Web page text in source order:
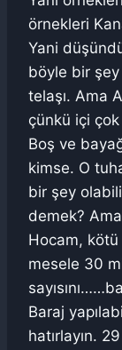
örnekleri
Yani
böyle bir
telaşı. Ama
çünkü içi
Boş ve
kimse. O
bir şey
demek?
Hocam,
mesele 30
Baraj
hatırlayın.